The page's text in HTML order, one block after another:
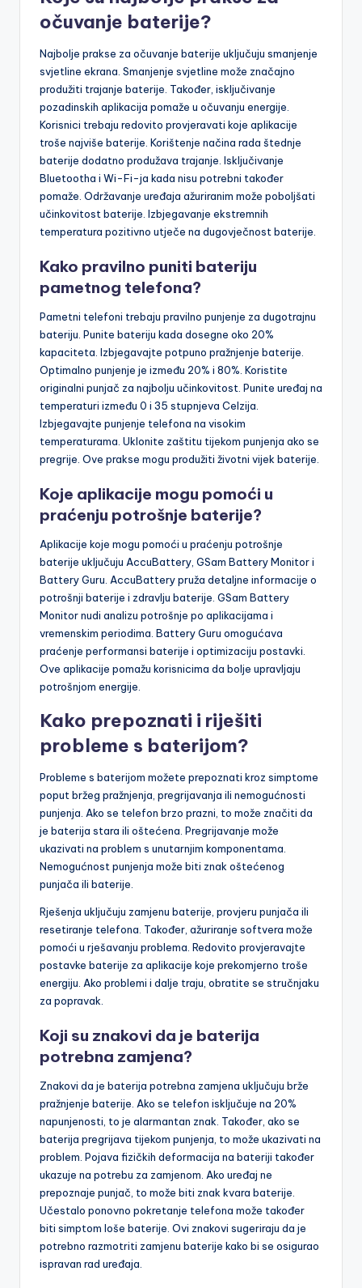
očuvanje baterije?
Najbolje prakse za očuvanje baterije uključuju smanjenje
svjetline ekrana. Smanjenje svjetline može značajno
produžiti trajanje baterije. Također, isključivanje
pozadinskih aplikacija pomaže u očuvanju energije.
Korisnici trebaju redovito provjeravati koje aplikacije
troše najviše baterije. Korištenje načina rada štednje
baterije dodatno produžava trajanje. Isključivanje
Bluetootha i Wi-Fi-ja kada nisu potrebni također
pomaže. Održavanje uređaja ažuriranim može poboljšati
učinkovitost baterije. Izbjegavanje ekstremnih
temperatura pozitivno utječe na dugovječnost baterije.
Kako pravilno puniti bateriju
pametnog telefona?
Pametni telefoni trebaju pravilno punjenje za dugotrajnu
bateriju. Punite bateriju kada dosegne oko 20%
kapaciteta. Izbjegavajte potpuno pražnjenje baterije.
Optimalno punjenje je između 20% i 80%. Koristite
originalni punjač za najbolju učinkovitost. Punite uređaj na
temperaturi između 0 i 35 stupnjeva Celzija.
Izbjegavajte punjenje telefona na visokim
temperaturama. Uklonite zaštitu tijekom punjenja ako se
pregrije. Ove prakse mogu produžiti životni vijek baterije.
Koje aplikacije mogu pomoći u
praćenju potrošnje baterije?
Aplikacije koje mogu pomoći u praćenju potrošnje
baterije uključuju AccuBattery, GSam Battery Monitor i
Battery Guru. AccuBattery pruža detaljne informacije o
potrošnji baterije i zdravlju baterije. GSam Battery
Monitor nudi analizu potrošnje po aplikacijama i
vremenskim periodima. Battery Guru omogućava
praćenje performansi baterije i optimizaciju postavki.
Ove aplikacije pomažu korisnicima da bolje upravljaju
potrošnjom energije.
Kako prepoznati i riješiti
probleme s baterijom?
Probleme s baterijom možete prepoznati kroz simptome
poput bržeg pražnjenja, pregrijavanja ili nemogućnosti
punjenja. Ako se telefon brzo prazni, to može značiti da
je baterija stara ili oštećena. Pregrijavanje može
ukazivati na problem s unutarnjim komponentama.
Nemogućnost punjenja može biti znak oštećenog
punjača ili baterije.
Rješenja uključuju zamjenu baterije, provjeru punjača ili
resetiranje telefona. Također, ažuriranje softvera može
pomoći u rješavanju problema. Redovito provjeravajte
postavke baterije za aplikacije koje prekomjerno troše
energiju. Ako problemi i dalje traju, obratite se stručnjaku
za popravak.
Koji su znakovi da je baterija
potrebna zamjena?
Znakovi da je baterija potrebna zamjena uključuju brže
pražnjenje baterije. Ako se telefon isključuje na 20%
napunjenosti, to je alarmantan znak. Također, ako se
baterija pregrijava tijekom punjenja, to može ukazivati na
problem. Pojava fizičkih deformacija na bateriji također
ukazuje na potrebu za zamjenom. Ako uređaj ne
prepoznaje punjač, to može biti znak kvara baterije.
Učestalo ponovno pokretanje telefona može također
biti simptom loše baterije. Ovi znakovi sugeriraju da je
potrebno razmotriti zamjenu baterije kako bi se osigurao
ispravan rad uređaja.